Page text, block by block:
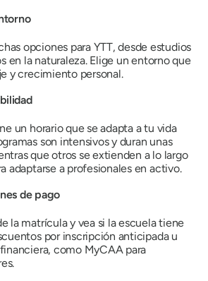
opciones para YTT, desde estudios
en la naturaleza. Elige un entorno que
y crecimiento personal.
un horario que se adapta a tu vida
son intensivos y duran unas
que otros se extienden a lo largo
adaptarse a profesionales en activo.
de pago
la matrícula y vea si la escuela tiene
por inscripción anticipada u
como MyCAA para